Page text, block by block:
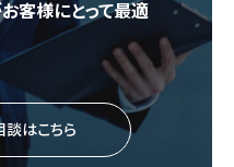
客様にとって最適
はこちら